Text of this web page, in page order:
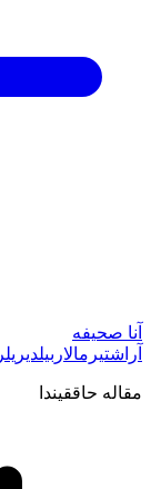
آنا صحیفه
آراشتیرمالار بیلدیریلر
مقاله حاققیندا